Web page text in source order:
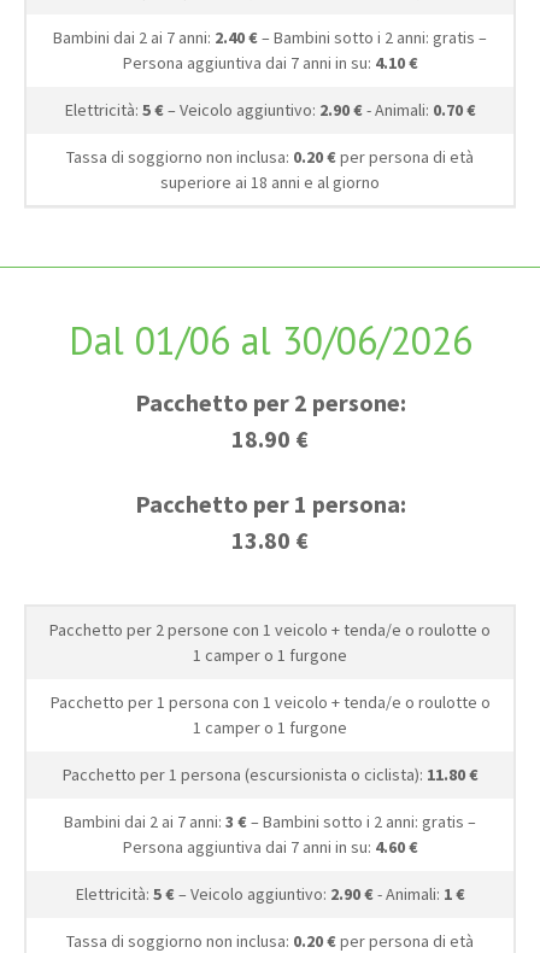
Bambini dai 2 ai 7 anni: 2.40 €– Bambini sotto i 2 anni: gratis –
Persona aggiuntiva dai 7 anni in su: 4.10 €
Elettricità: 5 €– Veicolo aggiuntivo: 2.90 €- Animali: 0.70 €
Tassa di soggiorno non inclusa: 0.20 €per persona di età
superiore ai 18 anni e al giorno
Dal 01/06 al 30/06/2026
Pacchetto per 2 persone:
18.90 €
Pacchetto per 1 persona:
13.80 €
Pacchetto per 2 persone con 1 veicolo + tenda/e o roulotte o
1 camper o 1 furgone
Pacchetto per 1 persona con 1 veicolo + tenda/e o roulotte o
1 camper o 1 furgone
Pacchetto per 1 persona (escursionista o ciclista): 11.80 €
Bambini dai 2 ai 7 anni: 3 €– Bambini sotto i 2 anni: gratis –
Persona aggiuntiva dai 7 anni in su: 4.60 €
Elettricità: 5 €– Veicolo aggiuntivo: 2.90 €- Animali: 1 €
Tassa di soggiorno non inclusa: 0.20 €per persona di età